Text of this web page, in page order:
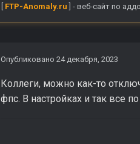
FTP-Anomaly.ru ] - веб-сайт по
Опубликовано 24 декабря, 2023
Коллеги, можно как-то
фпс. В настройках и так все